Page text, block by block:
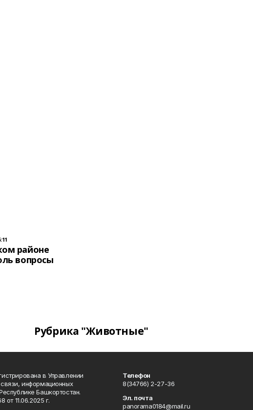
районе
вопросы
Рубрика "Животные"
в Управлении
информационных
Башкортостан.
11.06.2025 г.
Телефон
8(34766) 2-27-36
Эл. почта
panorama0184@mail.ru